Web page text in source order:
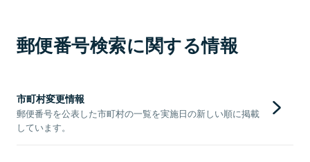
郵便番号検索に関する情報
市町村変更情報
郵便番号を公表した市町村の一覧を実施日の新しい順に掲載
しています。